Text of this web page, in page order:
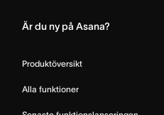
Är du ny på Asana?
Produktöversikt
Alla funktioner